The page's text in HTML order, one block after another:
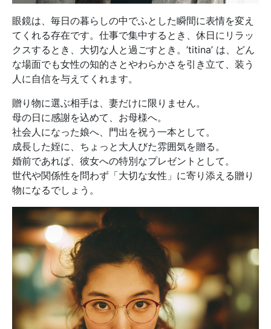
眼鏡は、毎日の暮らしの中でふとした瞬間に表情を変え
てくれる存在です。仕事で集中するとき、休日にリラッ
クスするとき、大切な人と過ごすとき。’titina’ は、どん
な場面でも女性の知的さとやわらかさを引き立て、装う
人に自信を与えてくれます。
贈り物に選ぶ相手は、妻だけに限りません。
母の日に感謝を込めて、お母様へ。
社会人になった娘へ、門出を祝う一本として。
成長した姪に、ちょっと大人びた雰囲気を贈る。
婚前であれば、彼女への特別なプレゼントとして。
世代や関係性を問わず「大切な女性」に寄り添える贈り
物になるでしょう。